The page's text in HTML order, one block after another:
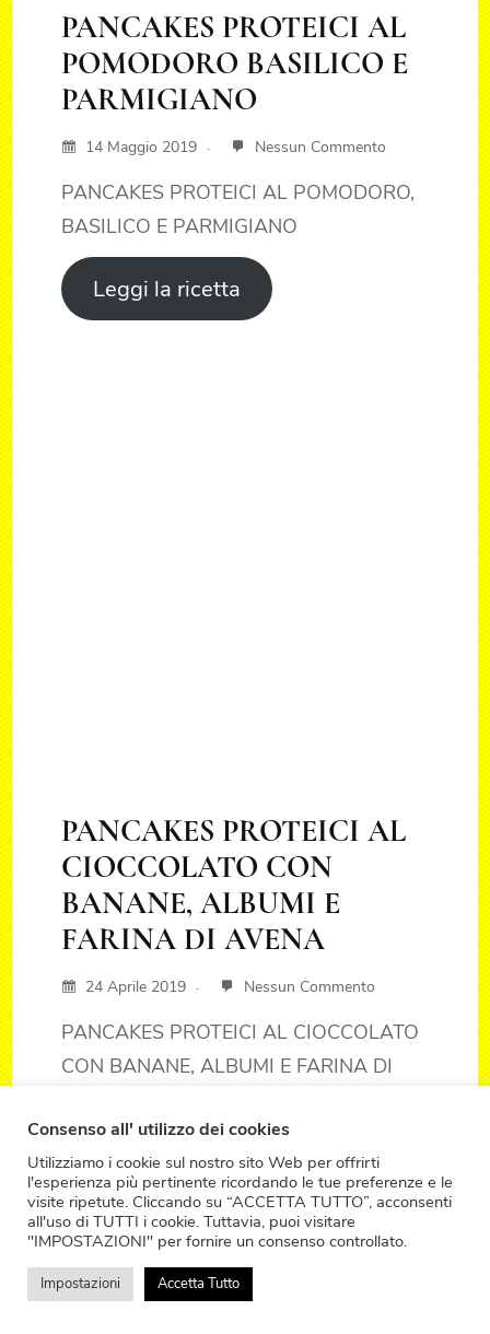
PANCAKES PROTEICI AL
POMODORO BASILICO E
PARMIGIANO
14 Maggio 2019 Nessun Commento
PANCAKES PROTEICI AL POMODORO,
BASILICO E PARMIGIANO
Leggi la ricetta
PANCAKES PROTEICI AL
CIOCCOLATO CON
BANANE, ALBUMI E
FARINA DI AVENA
24 Aprile 2019 Nessun Commento
PANCAKES PROTEICI AL CIOCCOLATO
CON BANANE, ALBUMI E FARINA DI
Leggi la ricetta
Consenso all' utilizzo dei cookies
Utilizziamo i cookie sul nostro sito Web per offrirti
l'esperienza più pertinente ricordando le tue preferenze e le
visite ripetute. Cliccando su “ACCETTA TUTTO”, acconsenti
all'uso di TUTTI i cookie. Tuttavia, puoi visitare
"IMPOSTAZIONI" per fornire un consenso controllato.
Impostazioni Accetta Tutto